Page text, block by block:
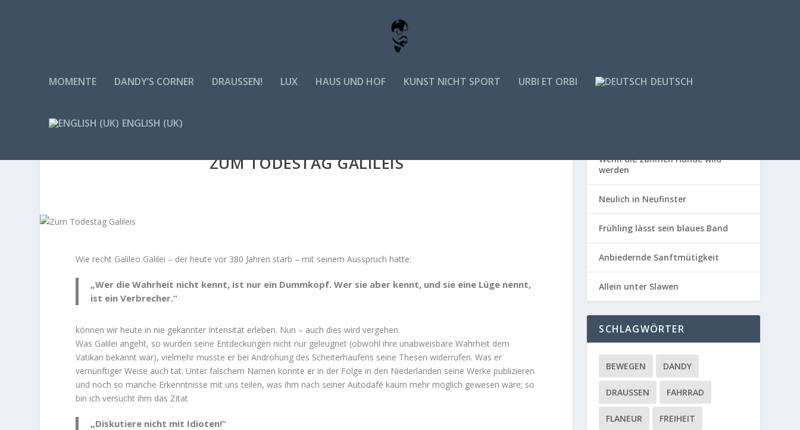
MOMENTE DANDY’S CORNER DRAUSSEN! LUX HAUS UND HOF KUNST NICHT SPORT URBI ET ORBI DEUTSCH
ENGLISH (UK)
ZUM TODESTAG GALILEIS
Wie recht Galileo Galilei – der heute vor 380 Jahren starb – mit seinem Ausspruch hatte:
„Wer die Wahrheit nicht kennt, ist nur ein Dummkopf. Wer sie aber kennt, und sie eine Lüge nennt,
ist ein Verbrecher.“
können wir heute in nie gekannter Intensität erleben. Nun – auch dies wird vergehen.
Was Galilei angeht, so wurden seine Entdeckungen nicht nur geleugnet (obwohl ihre unabweisbare Wahrheit dem
Vatikan bekannt war), vielmehr musste er bei Androhung des Scheiterhaufens seine Thesen widerrufen. Was er
vernünftiger Weise auch tat. Unter falschem Namen konnte er in der Folge in den Niederlanden seine Werke publizieren
und noch so manche Erkenntnisse mit uns teilen, was ihm nach seiner Autodafé kaum mehr möglich gewesen wäre; so
bin ich versucht ihm das Zitat
„Diskutiere nicht mit Idioten!“
Wenn die zahmen Hunde wild
werden
Neulich in Neufinster
Frühling lässt sein blaues Band
Anbiedernde Sanftmütigkeit
Allein unter Slawen
SCHLAGWÖRTER
BEWEGEN DANDY
DRAUSSEN FAHRRAD
FLANEUR FREIHEIT